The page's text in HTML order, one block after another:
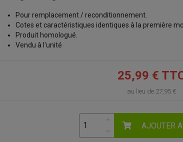
Pour remplacement / reconditionnement.
Cotes et caractéristiques identiques à la première
Produit homologué.
Vendu à l'unité
25,99 €
au lieu de 27,95 €
AJOUTER